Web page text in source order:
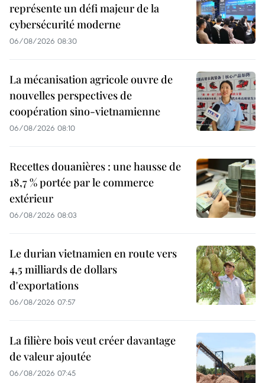
représente un défi majeur de la
cybersécurité moderne
06/08/2026 08:30
La mécanisation agricole ouvre de
nouvelles perspectives de
coopération sino-vietnamienne
06/08/2026 08:10
Recettes douanières : une hausse de
18,7 % portée par le commerce
extérieur
06/08/2026 08:03
Le durian vietnamien en route vers
4,5 milliards de dollars
d'exportations
06/08/2026 07:57
La filière bois veut créer davantage
de valeur ajoutée
06/08/2026 07:45